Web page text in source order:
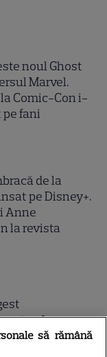
noul Ghost
Marvel.
Comic-Con i-
fani
de la
pe Disney+.
Anne
la revista
Anne
Blunt la
să rămână